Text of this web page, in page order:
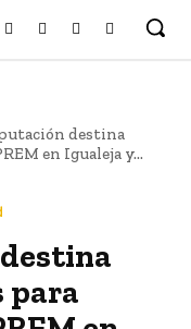
destina
en Igualeja y...
para